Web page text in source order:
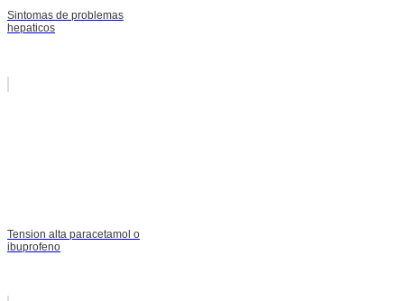
Sintomas de problemas
hepaticos
Tension alta paracetamol o
ibuprofeno